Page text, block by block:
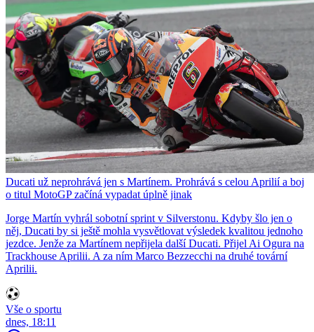
Ducati už neprohrává jen s Martínem. Prohrává s celou Aprilií a boj
o titul MotoGP začíná vypadat úplně jinak
Jorge Martín vyhrál sobotní sprint v Silverstonu. Kdyby šlo jen o
něj, Ducati by si ještě mohla vysvětlovat výsledek kvalitou jednoho
jezdce. Jenže za Martínem nepřijela další Ducati. Přijel Ai Ogura na
Trackhouse Aprilii. A za ním Marco Bezzecchi na druhé tovární
Aprilii.
Vše o sportu
dnes, 18:11